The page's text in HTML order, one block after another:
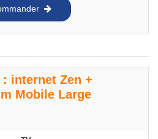
internet Zen +
Mobile Large